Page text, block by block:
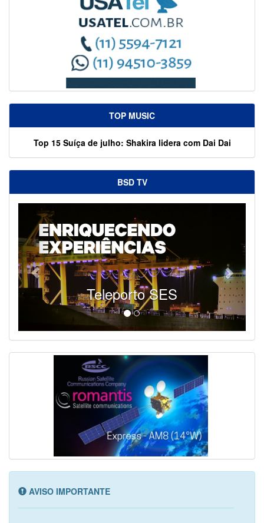
TOP MUSIC
Top 15 Suíça de julho: Shakira lidera com Dai Dai
BSD TV
Teleporto SES
AVISO IMPORTANTE